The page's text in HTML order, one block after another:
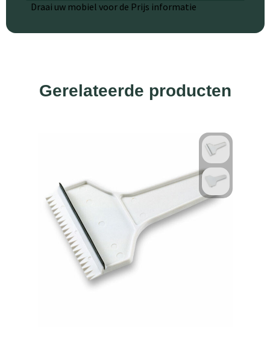
Draai uw mobiel voor de Prijs informatie
Gerelateerde producten